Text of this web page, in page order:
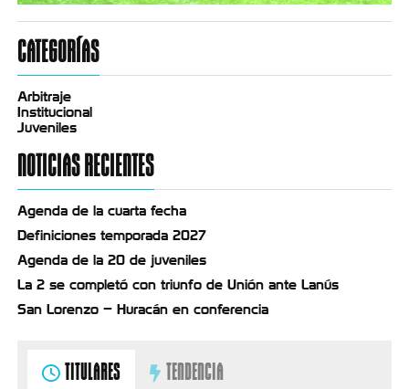
CATEGORÍAS
Arbitraje
Institucional
Juveniles
NOTICIAS RECIENTES
Agenda de la cuarta fecha
Definiciones temporada 2027
Agenda de la 20 de juveniles
La 2 se completó con triunfo de Unión ante Lanús
San Lorenzo – Huracán en conferencia
TITULARES TENDENCIA